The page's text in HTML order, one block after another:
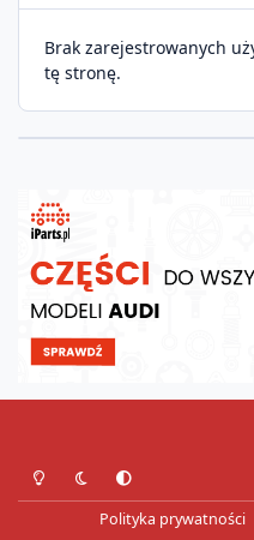
Brak zarejestrowanych
tę stronę.
Tryb jasnyTryb ciemnyPreferencje
Polityka prywatności